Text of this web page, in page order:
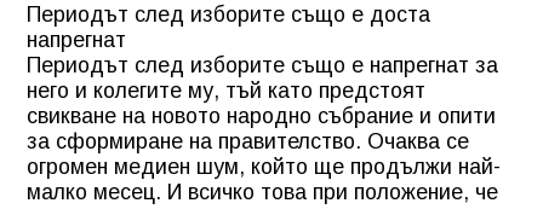
Периодът след изборите също е доста
напрегнат
Периодът след изборите също е напрегнат за
него и колегите му, тъй като предстоят
свикване на новото народно събрание и опити
за сформиране на правителство. Очаква се
огромен медиен шум, който ще продължи най-
малко месец. И всичко това при положение, че